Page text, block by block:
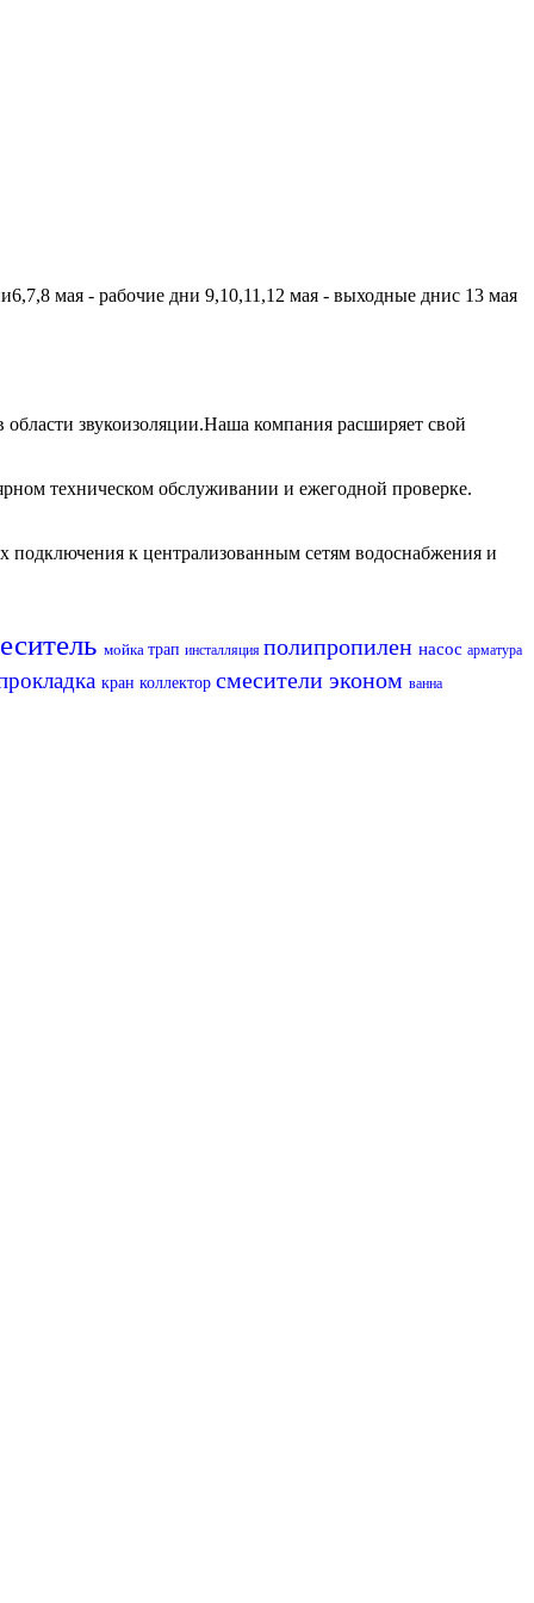
мая - рабочие дни 9,10,11,12 мая - выходные днис 13 мая
звукоизоляции.Наша компания расширяет свой
техническом обслуживании и ежегодной проверке.
к централизованным сетям водоснабжения и
мойка трап инсталляция полипропилен насос арматура
кран коллектор смесители эконом ванна